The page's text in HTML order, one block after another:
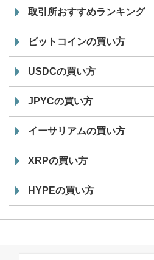
取引所おすすめランキング
ビットコインの買い方
USDCの買い方
JPYCの買い方
イーサリアムの買い方
XRPの買い方
HYPEの買い方